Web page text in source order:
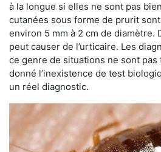
à la longue si elles ne sont pas
cutanées sous forme de prurit
environ 5 mm à 2 cm de diamètre.
peut causer de l’urticaire. Les
ce genre de situations ne sont
donné l’inexistence de test
un réel diagnostic.